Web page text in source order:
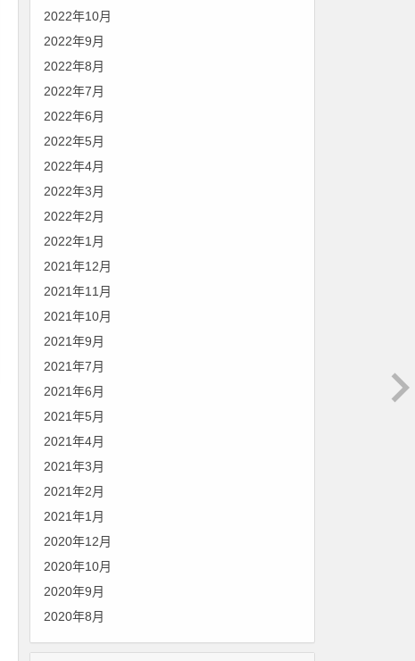
2022年10月
2022年9月
2022年8月
2022年7月
2022年6月
2022年5月
2022年4月
2022年3月
2022年2月
2022年1月
2021年12月
2021年11月
2021年10月
2021年9月
2021年7月
2021年6月
2021年5月
2021年4月
2021年3月
2021年2月
2021年1月
2020年12月
2020年10月
2020年9月
2020年8月